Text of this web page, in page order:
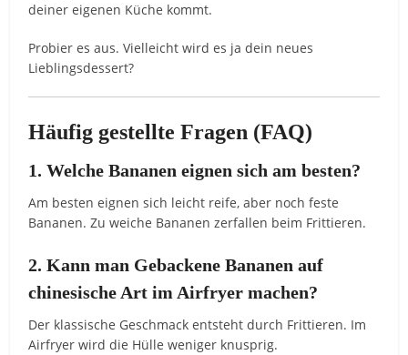
deiner eigenen Küche kommt.
Probier es aus. Vielleicht wird es ja dein neues
Lieblingsdessert?
Häufig gestellte Fragen (FAQ)
1. Welche Bananen eignen sich am besten?
Am besten eignen sich leicht reife, aber noch feste
Bananen. Zu weiche Bananen zerfallen beim Frittieren.
2. Kann man Gebackene Bananen auf
chinesische Art im Airfryer machen?
Der klassische Geschmack entsteht durch Frittieren. Im
Airfryer wird die Hülle weniger knusprig.